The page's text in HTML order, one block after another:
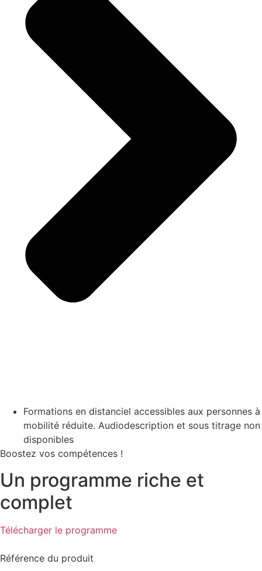
Formations en distanciel accessibles aux personnes à
mobilité réduite. Audiodescription et sous titrage non
disponibles
Boostez vos compétences !
Un programme riche et
complet
Télécharger le programme
Référence du produit